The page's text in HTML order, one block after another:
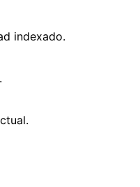
indexado.